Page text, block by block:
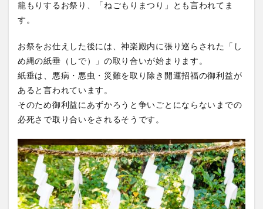
籠もりするお祭り、「ねごもりまつり」とも言われてま
す。
お祭をお仕えした後には、神楽殿内に張り巡らされた「し
め縄の紙垂（しで）」の取り合いが始まります。
紙垂は、悪病・悪虫・災難を取り除き開運招福の御利益が
あると言われています。
そのため御利益にあずかろうと争いごとにならないまでの
必死さで取り合いをされるそうです。